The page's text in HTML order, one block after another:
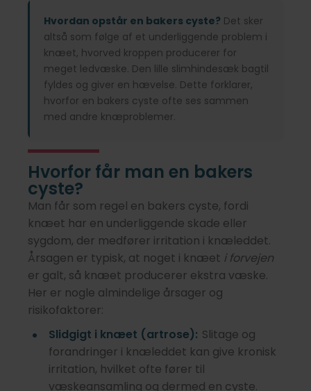
Hvordan opstår en bakers cyste? Det sker
altså som følge af et underliggende problem i
knæet, hvorved kroppen producerer for
meget ledvæske. Den lille slimhindesæk bagtil
fyldes og giver en hævelse. Dette forklarer,
hvorfor en bakers cyste ofte ses sammen
med andre knæproblemer.
Hvorfor får man en bakers
cyste?
Man får som regel en bakers cyste, fordi
knæet har en underliggende skade eller
sygdom, der medfører irritation i knæleddet.
Årsagen er typisk, at noget i knæet i forvejen
er galt, så knæet producerer ekstra væske.
Her er nogle almindelige årsager og
risikofaktorer:
Slidgigt i knæet (artrose): Slitage og
forandringer i knæleddet kan give kronisk
irritation, hvilket ofte fører til
væskeansamling og dermed en cyste.